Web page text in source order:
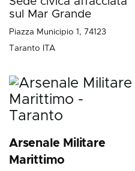
sul Mar Grande
Piazza Municipio 1, 74123
Taranto ITA
Arsenale Militare
Marittimo